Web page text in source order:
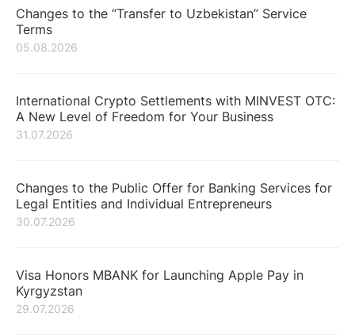
Changes to the “Transfer to Uzbekistan” Service
Terms
05.08.2026
International Crypto Settlements with MINVEST OTC:
A New Level of Freedom for Your Business
31.07.2026
Changes to the Public Offer for Banking Services for
Legal Entities and Individual Entrepreneurs
30.07.2026
Visa Honors MBANK for Launching Apple Pay in
Kyrgyzstan
29.07.2026